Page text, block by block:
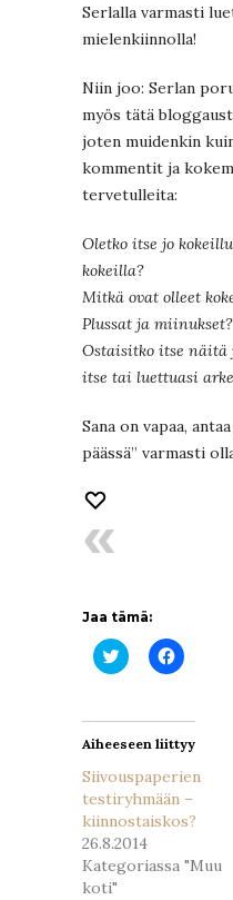
Serlalla varmasti
mielenkiinnolla!
Niin joo: Serlan
myös tätä
joten muidenkin
kommentit ja
tervetulleita:
Oletko itse jo
kokeilla?
Mitkä ovat olleet
Plussat ja miinukset?
Ostaisitko itse näitä
itse tai luettuasi
Sana on vapaa,
päässä” varmasti
Jaa tämä:
Jaa Jaa
Aiheeseen liittyy
Siivouspaperien
testiryhmään –
kiinnostaiskos?
26.8.2014
Kategoriassa "Muu
koti"